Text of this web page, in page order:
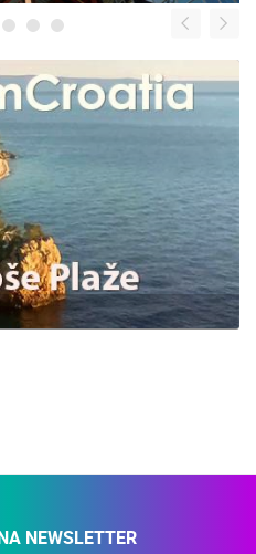
NEWSLETTER